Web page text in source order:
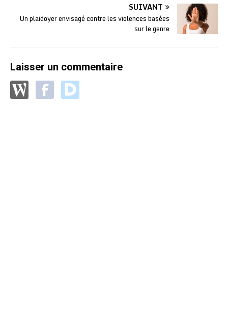
SUIVANT
Un plaidoyer envisagé contre les violences basées
sur le genre
Laisser un commentaire